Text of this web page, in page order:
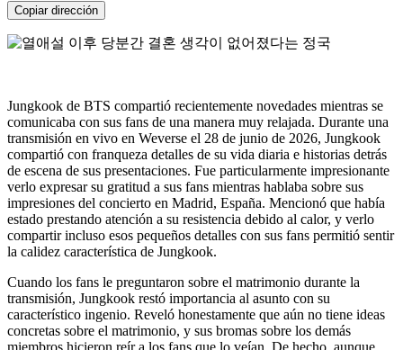
Copiar dirección
Jungkook de BTS compartió recientemente novedades mientras se
comunicaba con sus fans de una manera muy relajada. Durante una
transmisión en vivo en Weverse el 28 de junio de 2026, Jungkook
compartió con franqueza detalles de su vida diaria e historias detrás
de escena de sus presentaciones. Fue particularmente impresionante
verlo expresar su gratitud a sus fans mientras hablaba sobre sus
impresiones del concierto en Madrid, España. Mencionó que había
estado prestando atención a su resistencia debido al calor, y verlo
compartir incluso esos pequeños detalles con sus fans permitió sentir
la calidez característica de Jungkook.
Cuando los fans le preguntaron sobre el matrimonio durante la
transmisión, Jungkook restó importancia al asunto con su
característico ingenio. Reveló honestamente que aún no tiene ideas
concretas sobre el matrimonio, y sus bromas sobre los demás
miembros hicieron reír a los fans que lo veían. De hecho, aunque